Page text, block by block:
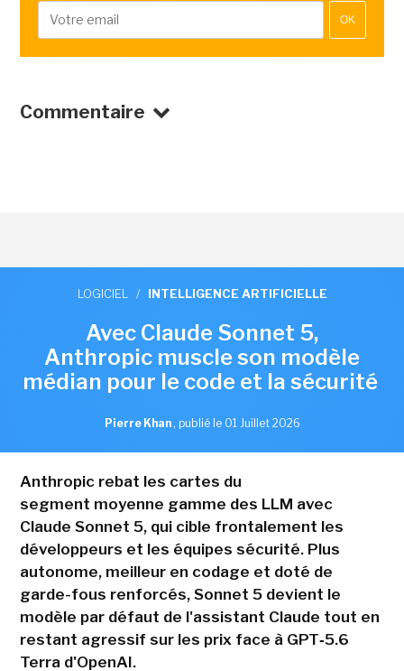
OK
Commentaire
LOGICIEL / INTELLIGENCE ARTIFICIELLE
Avec Claude Sonnet 5,
Anthropic muscle son modèle
médian pour le code et la sécurité
Pierre Khan , publié le 01 Juillet 2026
Anthropic rebat les cartes du
segment moyenne gamme des LLM avec
Claude Sonnet 5, qui cible frontalement les
développeurs et les équipes sécurité. Plus
autonome, meilleur en codage et doté de
garde-fous renforcés, Sonnet 5 devient le
modèle par défaut de l'assistant Claude tout en
restant agressif sur les prix face à GPT‑5.6
Terra d'OpenAI.